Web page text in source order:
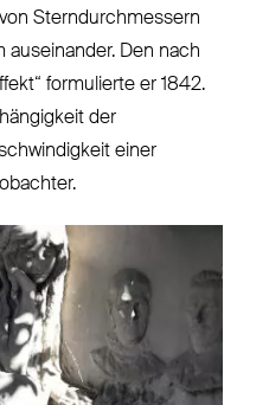
Sterndurchmessern
auseinander. Den nach
formulierte er 1842.
der
einer